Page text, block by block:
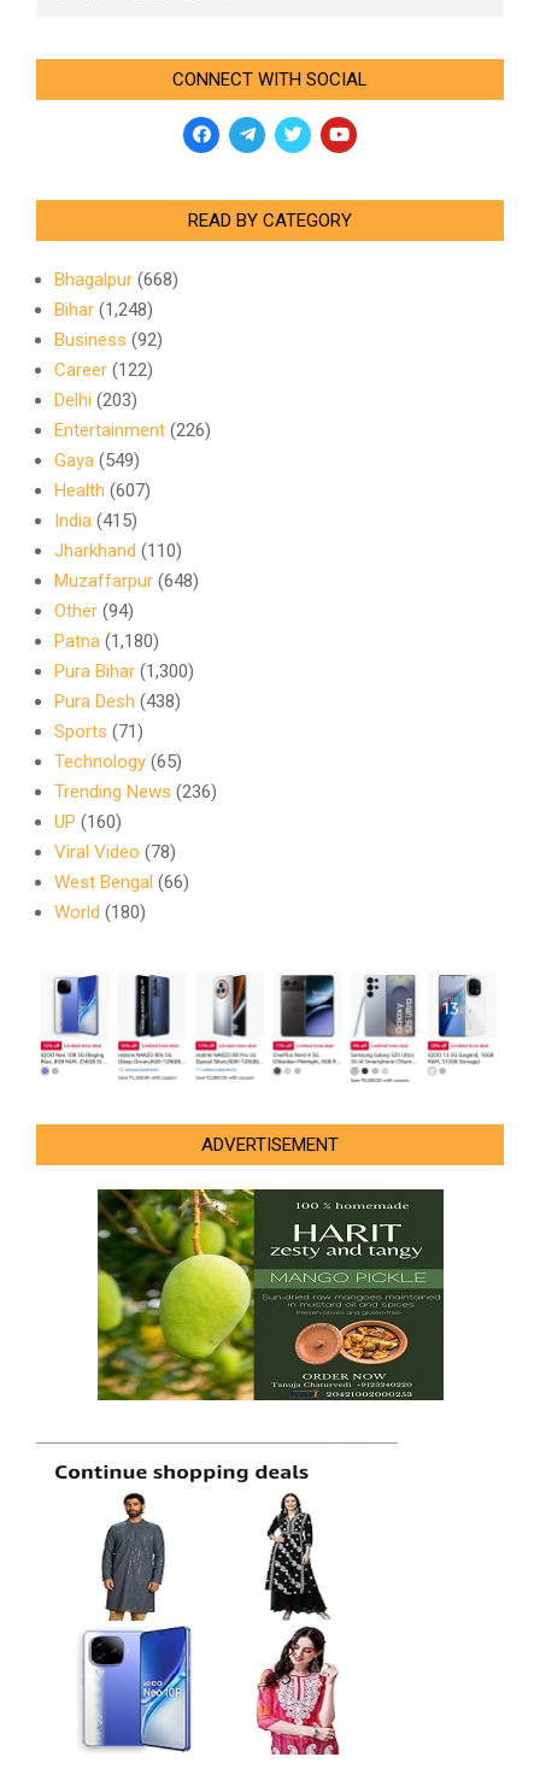
CONNECT WITH SOCIAL
READ BY CATEGORY
Bhagalpur (668)
Bihar (1,248)
Business (92)
Career (122)
Delhi (203)
Entertainment (226)
Gaya (549)
Health (607)
India (415)
Jharkhand (110)
Muzaffarpur (648)
Other (94)
Patna (1,180)
Pura Bihar (1,300)
Pura Desh (438)
Sports (71)
Technology (65)
Trending News (236)
UP (160)
Viral Video (78)
West Bengal (66)
World (180)
ADVERTISEMENT